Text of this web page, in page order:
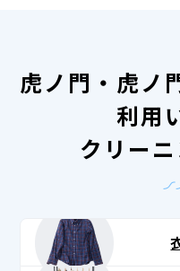
虎ノ門・虎ノ
利用
クリー